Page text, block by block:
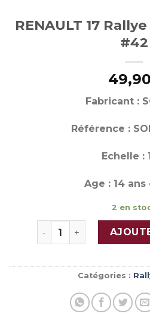
RENAULT 17
#42
49,90
Fabricant :
Référence :
Echelle :
Age : 14
2 en
quantité de RENAULT
Catégories :